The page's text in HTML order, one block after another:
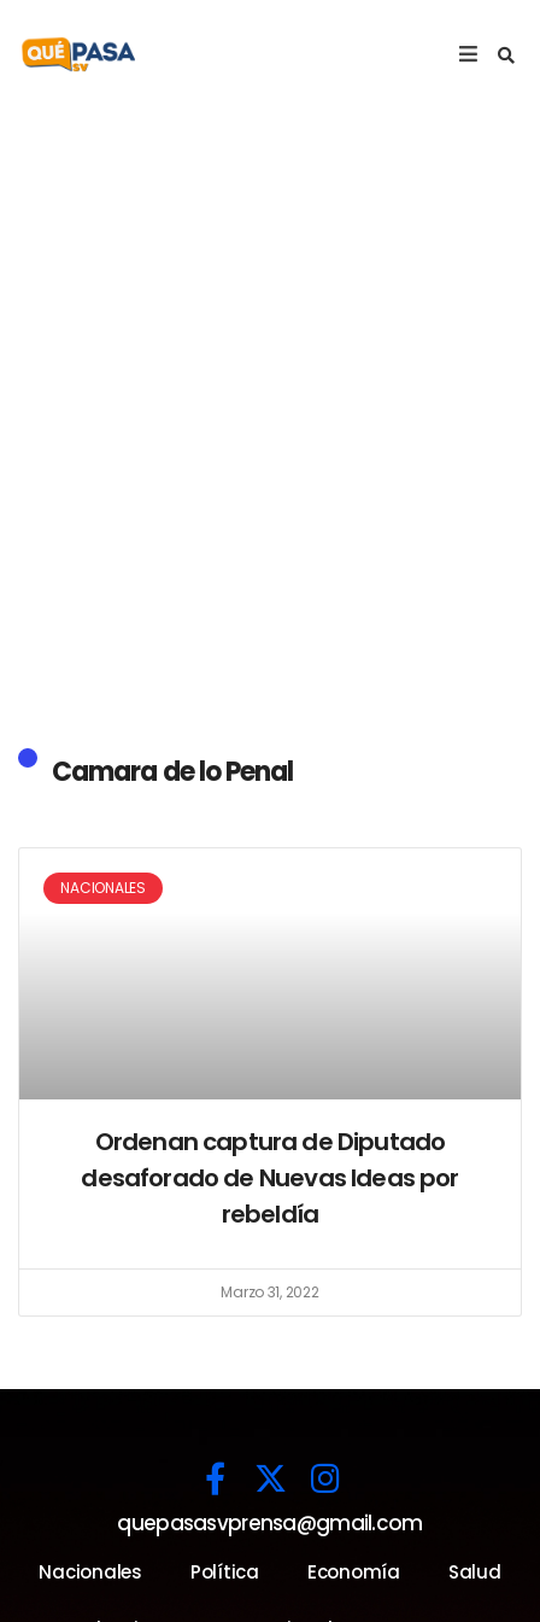
Camara de lo Penal
NACIONALES
Ordenan captura de Diputado
desaforado de Nuevas Ideas por
rebeldía
Marzo 31, 2022
quepasasvprensa@gmail.com
Nacionales Política Economía Salud